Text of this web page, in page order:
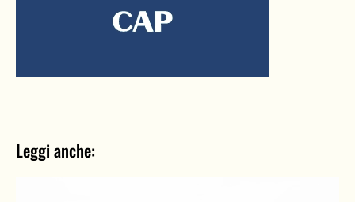
Leggi anche: